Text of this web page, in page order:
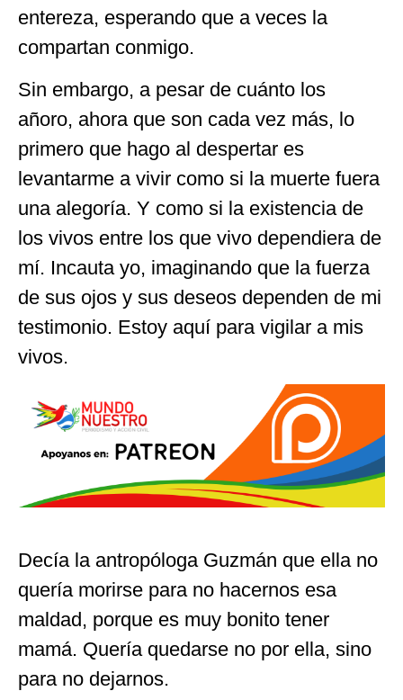
entereza, esperando que a veces la
compartan conmigo.
Sin embargo, a pesar de cuánto los
añoro, ahora que son cada vez más, lo
primero que hago al despertar es
levantarme a vivir como si la muerte fuera
una alegoría. Y como si la existencia de
los vivos entre los que vivo dependiera de
mí. Incauta yo, imaginando que la fuerza
de sus ojos y sus deseos dependen de mi
testimonio. Estoy aquí para vigilar a mis
vivos.
Decía la antropóloga Guzmán que ella no
quería morirse para no hacernos esa
maldad, porque es muy bonito tener
mamá. Quería quedarse no por ella, sino
para no dejarnos.